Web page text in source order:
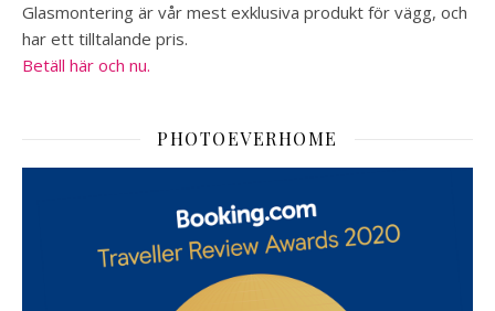
Glasmontering är vår mest exklusiva produkt för vägg, och
har ett tilltalande pris.
Betäll här och nu.
PHOTOEVERHOME